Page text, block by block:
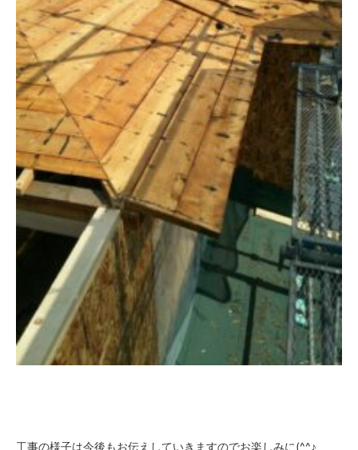
工事の様子は今後もお伝えしていきますのでお楽しみに(^^♪